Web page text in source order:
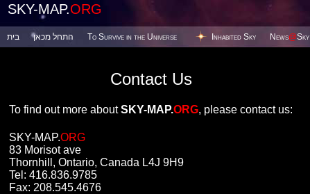
SKY-MAP.ORG
בית התחל מכאן To Survive in the Universe Inhabited Sky News@Sky
Contact Us
To find out more aboutSKY-MAP.ORG, please contact us:
SKY-MAP.ORG
83 Morisot ave
Thornhill, Ontario, Canada L4J 9H9
Tel: 416.836.9785
Fax: 208.545.4676